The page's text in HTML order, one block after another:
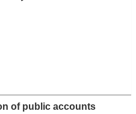
of public accounts